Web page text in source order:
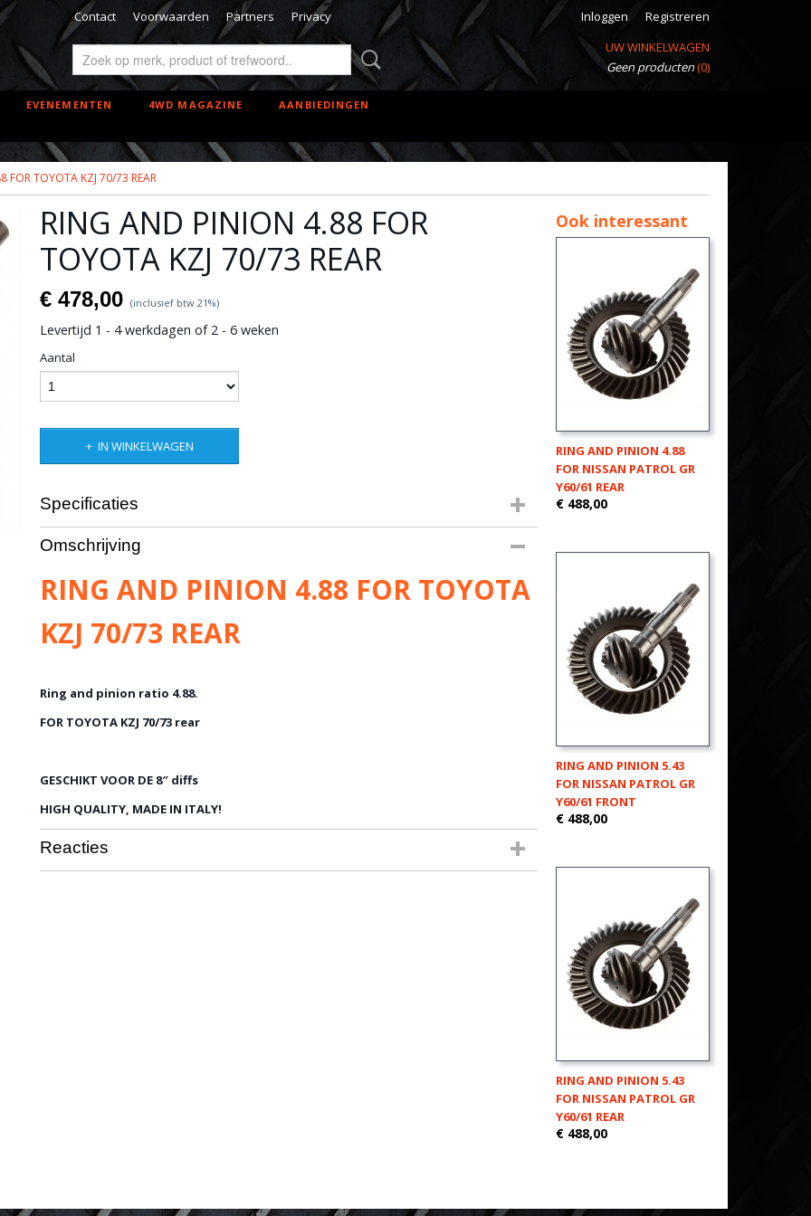
Contact Voorwaarden Partners Privacy Inloggen
Registreren
UW WINKELWAGEN
Geen producten(0)
EVENEMENTEN 4WD MAGAZINE AANBIEDINGEN
FOR TOYOTA KZJ 70/73 REAR
RING AND PINION 4.88 FOR
TOYOTA KZJ 70/73 REAR
€ 478,00 (inclusief btw 21%)
Levertijd 1 - 4 werkdagen of 2 - 6 weken
Aantal
IN WINKELWAGEN
Specificaties
Bruto gewicht
Omschrijving
RING AND PINION 4.88 FOR TOYOTA
KZJ 70/73 REAR
Ring and pinion ratio 4.88.
FOR TOYOTA KZJ 70/73 rear
GESCHIKT VOOR DE 8″ diffs
HIGH QUALITY, MADE IN ITALY!
Reacties
Ook interessant
RING AND PINION 4.88
FOR NISSAN PATROL GR
Y60/61 REAR
€ 488,00
RING AND PINION 5.43
FOR NISSAN PATROL GR
Y60/61 FRONT
€ 488,00
RING AND PINION 5.43
FOR NISSAN PATROL GR
Y60/61 REAR
€ 488,00